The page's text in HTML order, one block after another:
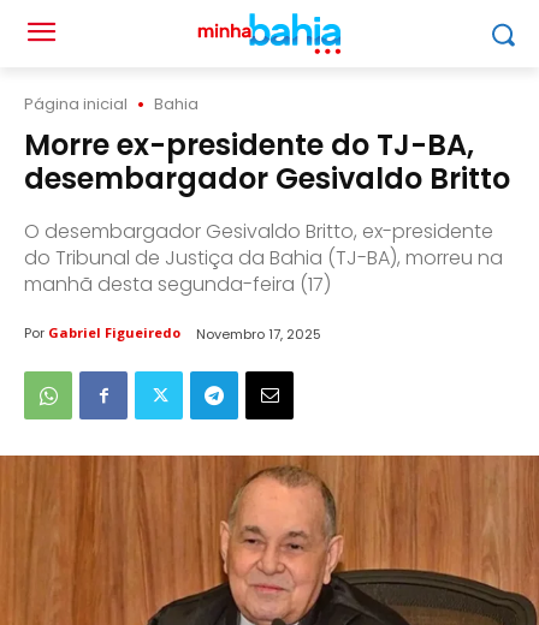
Página inicial Bahia
Morre ex-presidente do TJ-BA,
desembargador Gesivaldo Britto
O desembargador Gesivaldo Britto, ex-presidente
do Tribunal de Justiça da Bahia (TJ-BA), morreu na
manhã desta segunda-feira (17)
Por Gabriel Figueiredo Novembro 17, 2025